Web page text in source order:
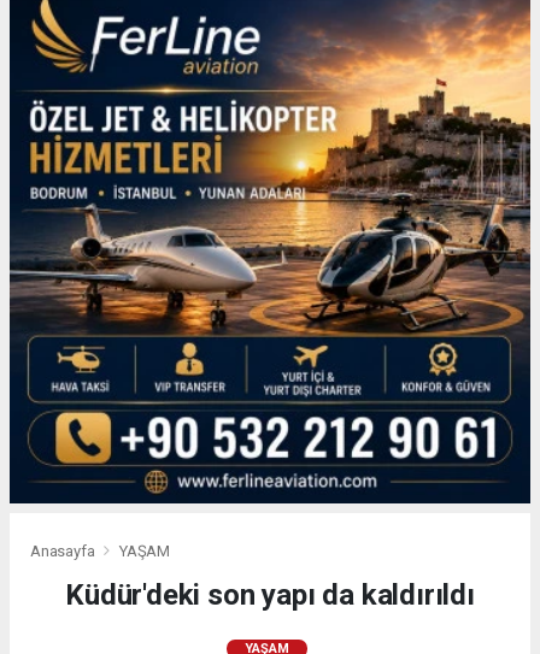
Anasayfa YAŞAM
Küdür'deki son yapı da kaldırıldı
YAŞAM